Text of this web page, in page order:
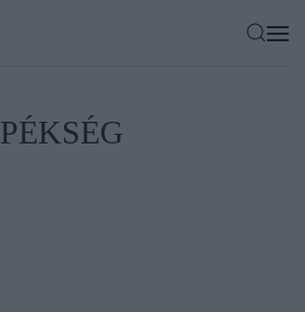
PÉKSÉG